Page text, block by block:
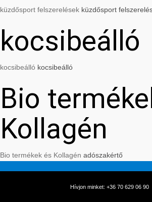
küzdősport felszerelések küzdősport
kocsibeálló
kocsibeálló kocsibeálló
Bio
Kollagén
Bio termékek és Kollagén adószakértő
Hívjon minket: +36 70 629 06 90